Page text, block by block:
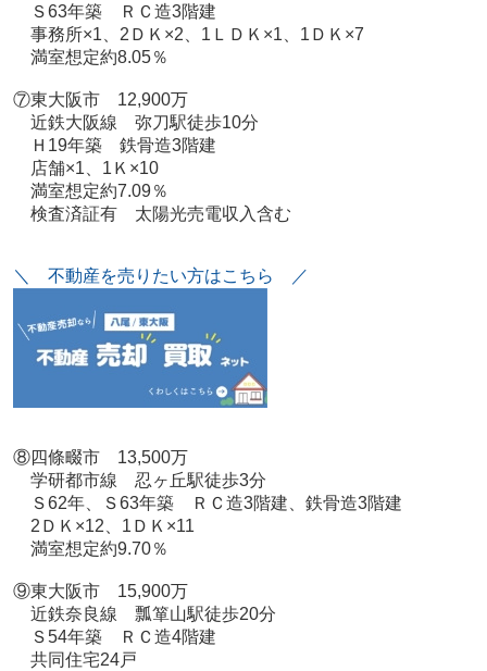
Ｓ63年築 ＲＣ造3階建
事務所×1、2ＤＫ×2、1ＬＤＫ×1、1ＤＫ×7
満室想定約8.05％
⑦東大阪市 12,900万
近鉄大阪線 弥刀駅徒歩10分
Ｈ19年築 鉄骨造3階建
店舗×1、1Ｋ×10
満室想定約7.09％
検査済証有 太陽光売電収入含む
＼ 不動産を売りたい方はこちら ／
⑧四條畷市 13,500万
学研都市線 忍ヶ丘駅徒歩3分
Ｓ62年、Ｓ63年築 ＲＣ造3階建、鉄骨造3階建
2ＤＫ×12、1ＤＫ×11
満室想定約9.70％
⑨東大阪市 15,900万
近鉄奈良線 瓢箪山駅徒歩20分
Ｓ54年築 ＲＣ造4階建
共同住宅24戸